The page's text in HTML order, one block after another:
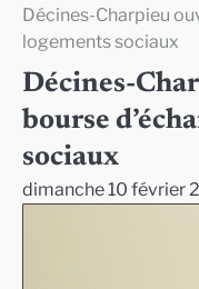
Décines-Charpieu
logements sociaux
Décines-
bourse
sociaux
dimanche 10 février